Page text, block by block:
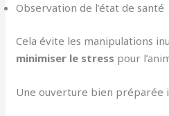
Observation de l’état de santé
Cela évite les manipulations
minimiser le stress pour
Une ouverture bien préparée